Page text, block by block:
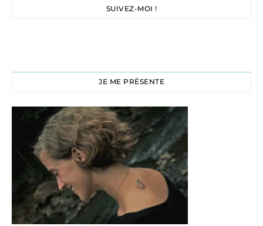
SUIVEZ-MOI !
JE ME PRÉSENTE